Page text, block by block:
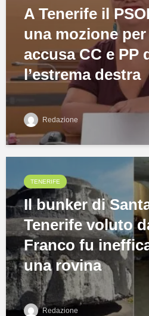
A Tenerife il
una mozione per
accusa CC e PP
l’estrema destra
Redazione
TENERIFE
Il bunker di
Tenerife voluto
Franco fu
una rovina
Redazione